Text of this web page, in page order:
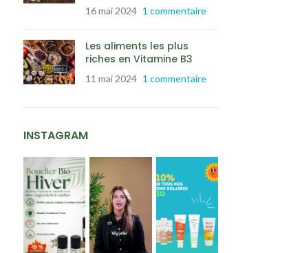
16 mai 2024 1 commentaire
Les aliments les plus
riches en Vitamine B3
11 mai 2024 1 commentaire
INSTAGRAM